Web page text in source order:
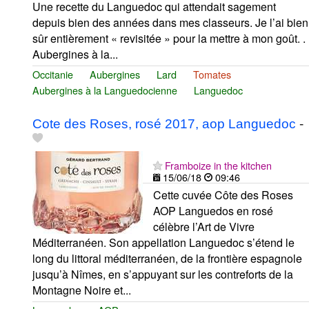
Une recette du Languedoc qui attendait sagement
depuis bien des années dans mes classeurs. Je l’ai bien
sûr entièrement « revisitée » pour la mettre à mon goût. .
Aubergines à la...
Occitanie Aubergines Lard
Tomates
Aubergines à la Languedocienne
Languedoc
Cote des Roses, rosé 2017, aop Languedoc -
Framboize in the kitchen
15/06/18
09:46
Cette cuvée Côte des Roses
AOP Languedos en rosé
célèbre l’Art de Vivre
Méditerranéen. Son appellation Languedoc s’étend le
long du littoral méditerranéen, de la frontière espagnole
jusqu’à Nîmes, en s’appuyant sur les contreforts de la
Montagne Noire et...